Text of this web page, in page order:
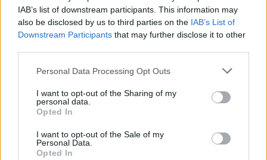
IAB’s list of downstream participants. This information may
also be disclosed by us to third parties on the IAB’s List of
Downstream Participants that may further disclose it to other
Please note that this website/app uses one or more Google
not limited to your visit or usage behaviour. You may click to
grant or deny consent to Google and its third-party tags to
use your data for below specified purposes in below Google
consent section.
Personal Data Processing Opt Outs
I want to opt-out of the Sharing of my
personal data.
Opted In
I want to opt-out of the Sale of my
Personal Data.
Opted In
Felhasználónév
Jelszó
Elfelejtette jelszavát?
Bejelentkezés
faiskola.hu
Kertészeti, kerti termékek és szolgáltatások térképes